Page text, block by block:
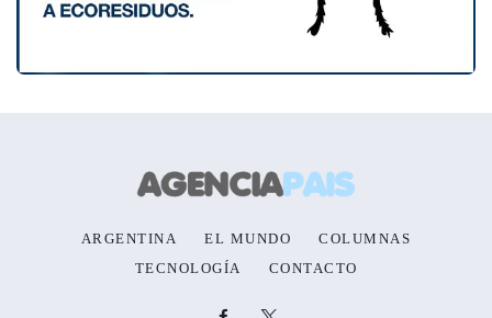
ARGENTINA EL MUNDO
COLUMNAS
TECNOLOGÍA
CONTACTO